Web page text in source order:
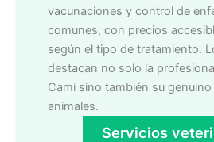
vacunaciones y control de
comunes, con precios
según el tipo de tratamiento.
destacan no solo la
Cami sino también su
animales.
Servicios